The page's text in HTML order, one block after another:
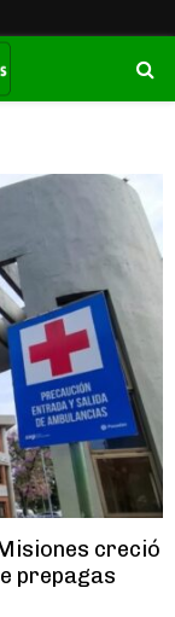
creció
prepagas